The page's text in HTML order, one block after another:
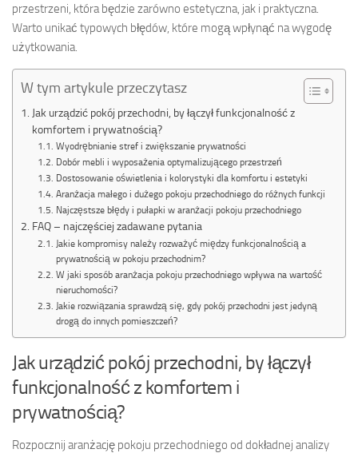
przestrzeni, która będzie zarówno estetyczna, jak i praktyczna.
Warto unikać typowych błędów, które mogą wpłynąć na wygodę
użytkowania.
W tym artykule przeczytasz
Jak urządzić pokój przechodni, by łączył funkcjonalność z
komfortem i prywatnością?
Wyodrębnianie stref i zwiększanie prywatności
Dobór mebli i wyposażenia optymalizującego przestrzeń
Dostosowanie oświetlenia i kolorystyki dla komfortu i estetyki
Aranżacja małego i dużego pokoju przechodniego do różnych funkcji
Najczęstsze błędy i pułapki w aranżacji pokoju przechodniego
FAQ – najczęściej zadawane pytania
Jakie kompromisy należy rozważyć między funkcjonalnością a
prywatnością w pokoju przechodnim?
W jaki sposób aranżacja pokoju przechodniego wpływa na wartość
nieruchomości?
Jakie rozwiązania sprawdzą się, gdy pokój przechodni jest jedyną
drogą do innych pomieszczeń?
Jak urządzić pokój przechodni, by łączył
funkcjonalność z komfortem i
prywatnością?
Rozpocznij aranżację pokoju przechodniego od dokładnej analizy